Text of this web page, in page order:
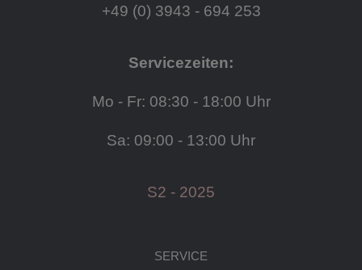
+49 (0) 3943 - 694 253
Servicezeiten:
Mo - Fr: 08:30 - 18:00 Uhr
Sa: 09:00 - 13:00 Uhr
S2 - 2025
SERVICE